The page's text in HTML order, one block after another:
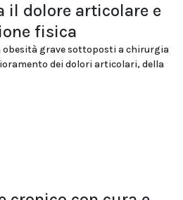
il dolore articolare e
fisica
obesità grave sottoposti a chirurgia
dei dolori articolari, della